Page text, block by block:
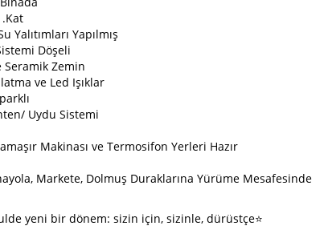
Yalıtımları Yapılmış
Döşeli
Seramik Zemin
ve Led Işıklar
Uydu Sistemi
Makinası ve Termosifon Yerleri Hazır
Markete, Dolmuş Duraklarına Yürüme Mesafesinde
yeni bir dönem: sizin için, sizinle, dürüstçe⭐